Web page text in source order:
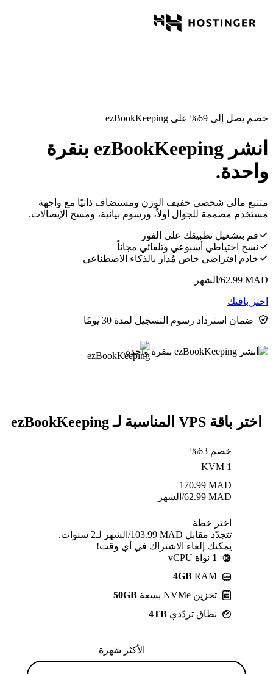
خصم يصل إلى 69% على ezBookKeeping
انشر ezBookKeeping بنقرة
واحدة.
متتبع مالي شخصي خفيف الوزن ومستضاف ذاتيًا مع واجهة
مستخدم مصممة للجوال أولاً، ورسوم بيانية، ومسح الإيصالات.
قم بتشغيل تطبيقك على الفور
نسخ احتياطي أسبوعي وتلقائي مجاناً
خادم افتراضي خاص مُدار بالذكاء الاصطناعي
MAD
62.99/الشهر
اختر باقتك
ضمان استرداد رسوم التسجيل لمدة 30 يومًا
اختر باقة VPS المناسبة لـ ezBookKeeping
خصم 63%
KVM 1
MAD
170.99
MAD
62.99/الشهر
اختر خطة
تتجدّد مقابل MAD ⁦103.99⁩/الشهر لـ2 سنوات.
يمكنك إلغاء الاشتراك في أي وقت!
1 نواة vCPU
4GB RAM
تخزين NVMe بسعة
50GB
نطاق تردّدي 4TB
الأكثر شهرة